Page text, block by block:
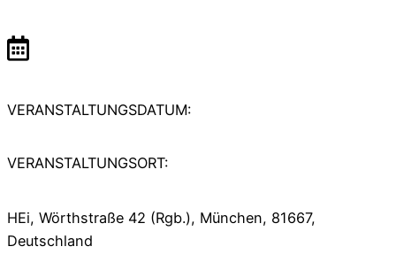
VERANSTALTUNGSDATUM:
VERANSTALTUNGSORT:
HEi, Wörthstraße 42 (Rgb.), München, 81667,
Deutschland